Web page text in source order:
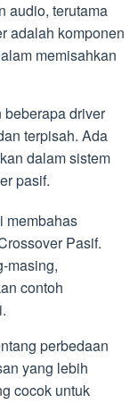
audio, terutama
adalah komponen
memisahkan
driver
terpisah. Ada
dalam sistem
pasif.
membahas
Pasif.
masing,
contoh
perbedaan
yang lebih
cocok untuk